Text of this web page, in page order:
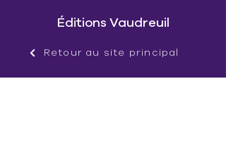
Éditions Vaudreuil
Retour au site principal